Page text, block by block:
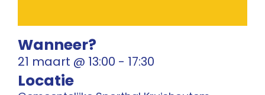
Wanneer?
21 maart @ 13:00 - 17:30
Locatie